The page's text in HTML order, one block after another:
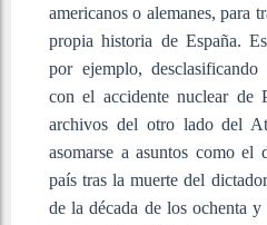
americanos o alemanes, para
propia historia de España.
por ejemplo, desclasificando
con el accidente nuclear de
archivos del otro lado del
asomarse a asuntos como el
país tras la muerte del
de la década de los ochenta y